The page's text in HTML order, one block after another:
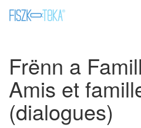
Frënn a
Amis et
(dialogues)